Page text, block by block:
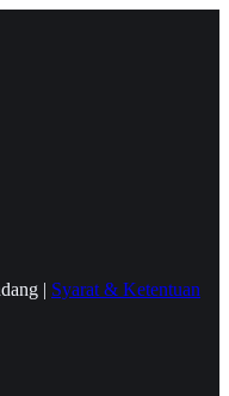
| Syarat & Ketentuan